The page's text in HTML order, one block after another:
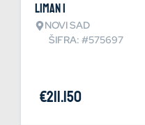
Liman 1
NOVI SAD
ŠIFRA: #575697
€211.150